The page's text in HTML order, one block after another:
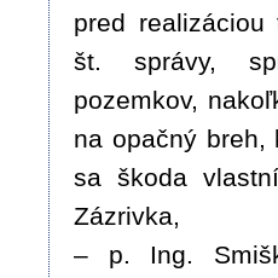
pred
št. správy,
pozemkov,
na opačný breh,
sa škoda
Zázrivka,
– p. Ing.